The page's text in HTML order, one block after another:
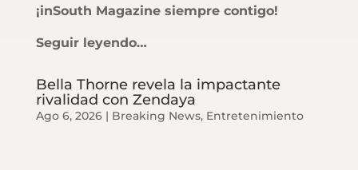
¡inSouth Magazine siempre contigo!
Seguir leyendo…
Bella Thorne revela la impactante
rivalidad con Zendaya
Ago 6, 2026| Breaking News, Entretenimiento